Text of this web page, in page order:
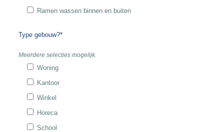
Ramen wassen binnen en buiten
Type gebouw?*
Meerdere selecties mogelijk.
Woning
Kantoor
Winkel
Horeca
School